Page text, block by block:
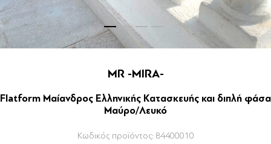
MR -MIRA-
Flatform Μαίανδρος Ελληνικής Κατασκευής και διπλή φάσα
Μαύρο/Λευκό
Κωδικός προϊόντος: 84400010